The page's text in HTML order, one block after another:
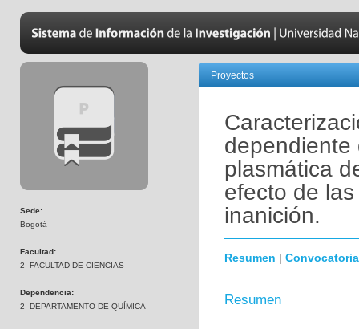
Sede:
Bogotá
Facultad:
2- FACULTAD DE CIENCIAS
Dependencia:
2- DEPARTAMENTO DE QUÍMICA
Proyectos
dependiente
plasmática
efecto de
inanición.
Resumen | Convocatoria
Resumen